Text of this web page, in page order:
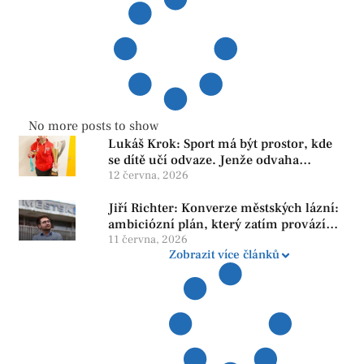
No more posts to show
Lukáš Krok: Sport má být prostor, kde
se dítě učí odvaze. Jenže odvaha
neroste tam, kde se bojí udělat chybu.
12 června, 2026
Jiří Richter: Konverze městských lázní:
ambiciózní plán, který zatím provází
více otazníků než jistot
11 června, 2026
Zobrazit více článků